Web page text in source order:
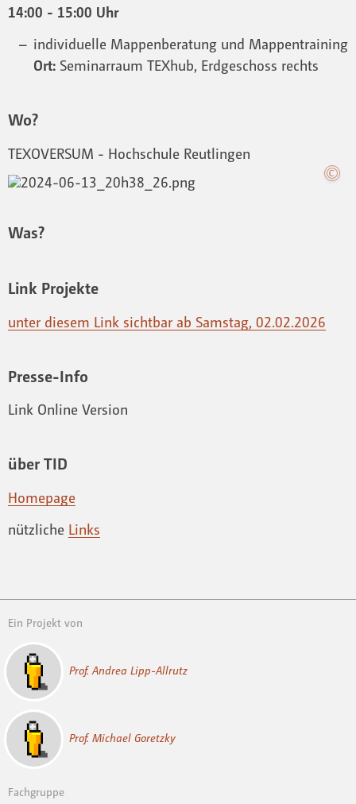
14:00 - 15:00 Uhr
individuelle Mappenberatung und Mappentraining
Ort:Seminarraum TEXhub, Erdgeschoss rechts
Wo?
TEXOVERSUM - Hochschule Reutlingen
Was?
Link Projekte
unter diesem Link sichtbar ab Samstag, 02.02.2026
Presse-Info
Link Online Version
über TID
Homepage
nützliche Links
Ein Projekt von
Prof. Andrea Lipp-Allrutz
Prof. Michael Goretzky
Fachgruppe